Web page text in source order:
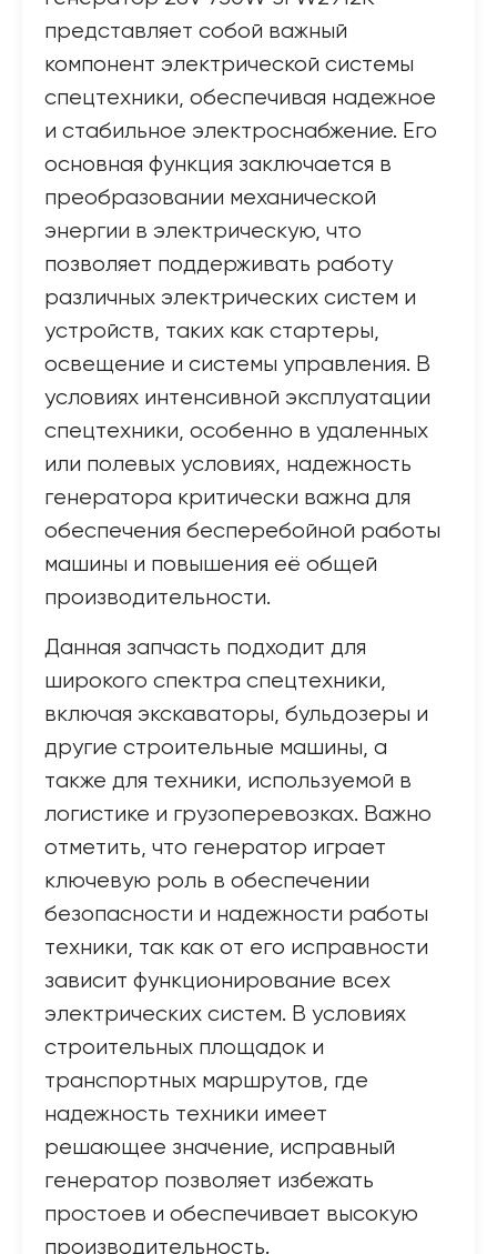
представляет собой важный
компонент электрической системы
спецтехники, обеспечивая надежное
и стабильное электроснабжение. Его
основная функция заключается в
преобразовании механической
энергии в электрическую, что
позволяет поддерживать работу
различных электрических систем и
устройств, таких как стартеры,
освещение и системы управления. В
условиях интенсивной эксплуатации
спецтехники, особенно в удаленных
или полевых условиях, надежность
генератора критически важна для
обеспечения бесперебойной работы
машины и повышения её общей
производительности.
Данная запчасть подходит для
широкого спектра спецтехники,
включая экскаваторы, бульдозеры и
другие строительные машины, а
также для техники, используемой в
логистике и грузоперевозках. Важно
отметить, что генератор играет
ключевую роль в обеспечении
безопасности и надежности работы
техники, так как от его исправности
зависит функционирование всех
электрических систем. В условиях
строительных площадок и
транспортных маршрутов, где
надежность техники имеет
решающее значение, исправный
генератор позволяет избежать
простоев и обеспечивает высокую
производительность.